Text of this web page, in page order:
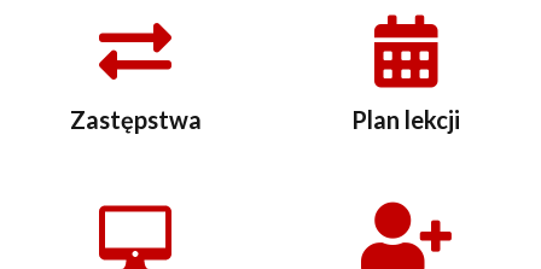
Zastępstwa Plan lekcji